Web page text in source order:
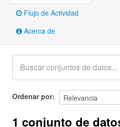
Flujo de Actividad
Acerca de
Ordenar por
1 conjunto de